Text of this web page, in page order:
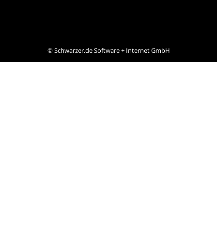
©Schwarzer.de Software + Internet GmbH